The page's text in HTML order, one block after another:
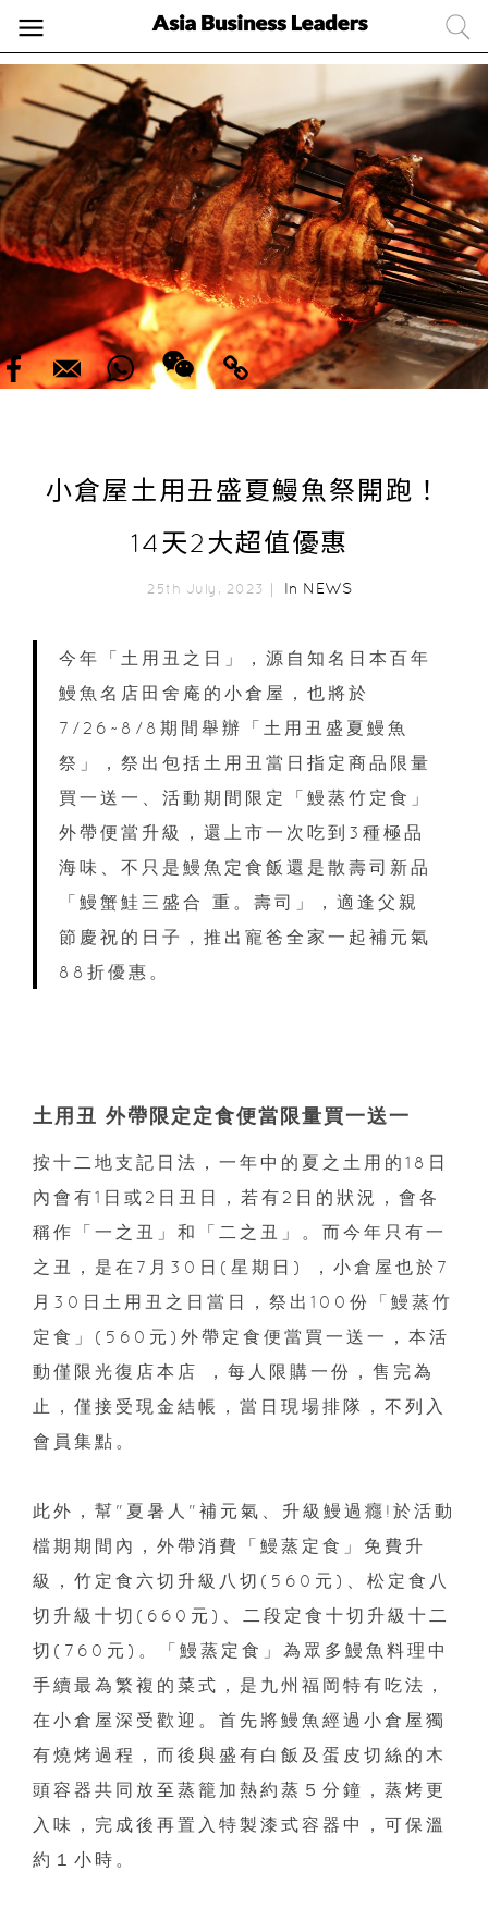
小倉屋土用丑盛夏鰻魚祭開跑！
14天2大超值優惠
25th July, 2023｜ In NEWS
今年「土用丑之日」，源自知名日本百年
鰻魚名店田舍庵的小倉屋，也將於
7/26~8/8期間舉辦「土用丑盛夏鰻魚
祭」，祭出包括土用丑當日指定商品限量
買一送一、活動期間限定「鰻蒸竹定食」
外帶便當升級，還上市一次吃到3種極品
海味、不只是鰻魚定食飯還是散壽司新品
「鰻蟹鮭三盛合 重。壽司」，適逢父親
節慶祝的日子，推出寵爸全家一起補元氣
88折優惠。
土用丑 外帶限定定食便當限量買一送一
按十二地支記日法，一年中的夏之土用的18日
內會有1日或2日丑日，若有2日的狀況，會各
稱作「一之丑」和「二之丑」。而今年只有一
之丑，是在7月30日(星期日) ，小倉屋也於7
月30日土用丑之日當日，祭出100份「鰻蒸竹
定食」(560元)外帶定食便當買一送一，本活
動僅限光復店本店 ，每人限購一份，售完為
止，僅接受現金結帳，當日現場排隊，不列入
會員集點。
此外，幫"夏暑人"補元氣、升級鰻過癮!於活動
檔期期間內，外帶消費「鰻蒸定食」免費升
級，竹定食六切升級八切(560元)、松定食八
切升級十切(660元)、二段定食十切升級十二
切(760元)。「鰻蒸定食」為眾多鰻魚料理中
手續最為繁複的菜式，是九州福岡特有吃法，
在小倉屋深受歡迎。首先將鰻魚經過小倉屋獨
有燒烤過程，而後與盛有白飯及蛋皮切絲的木
頭容器共同放至蒸籠加熱約蒸５分鐘，蒸烤更
入味，完成後再置入特製漆式容器中，可保溫
約１小時。